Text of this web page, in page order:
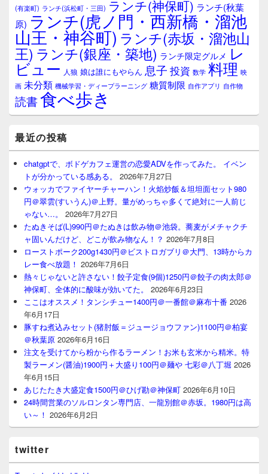
ア(有楽町) ランチ(浜松町・三田) ランチ(神保町) ランチ(秋葉
原) ランチ(虎ノ門・西新橋・溜池
山王・神谷町) ランチ(赤坂・溜池山
王) ランチ(銀座・築地) ランチ限定グルメ レ
ビュー 人狼 娘は誰にもやらん 息子 投資 数学 料理 映
画 未分類 機械学習・ディープラーニング 糖質制限 自作アプリ 自作物
読書食べ歩き
最近の投稿
chatgptで、ボドゲカフェ運営の恋愛ADVを作ってみた。 イベン
トが分かっている感ある。
2026年7月27日
ウォッカでファイヤーチャーハン！火焰炒飯＆坦坦面セット980
円＠翠雲(すいうん)＠上野。量がめっちゃ多くて絶対に一人前じ
ゃない…。
2026年7月27日
たぬきそば(L)990円＠たぬきは飲み物＠池袋。蕎麦がメチャクチ
ャ固いんだけど、どこが飲み物なん！？ 2026年7月8日
ローストポーク200g1430円＠ビストロガブリ＠大門、13時からカ
レー食べ放題！ 2026年7月6日
熱々じゃないと許さない！餃子定食(9個)1250円＠餃子の肉太郎＠
神保町、全体的に酸味が効いてた。
2026年6月23日
ここはオススメ！タンシチュー1400円＠一番館＠麻布十番 2026
年6月17日
豚すね煮込みセット(猪肘飯＝ジュージョウファン)1100円＠柏宴
＠秋葉原 2026年6月16日
注文を受けてから粉から作るラーメン！お米も玄米から精米。特
製ラーメン(醤油)1900円＋大盛り100円＠麺や 七彩＠八丁堀 2026
年6月15日
あじたたき大盛定食1500円＠ひげ勘＠神保町 2026年6月10日
24時間営業のソルロンタン専門店、一龍別館＠赤坂。1980円は高
い～！ 2026年6月2日
twitter